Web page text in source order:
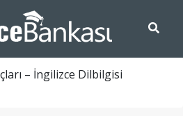
– İngilizce Dilbilgisi